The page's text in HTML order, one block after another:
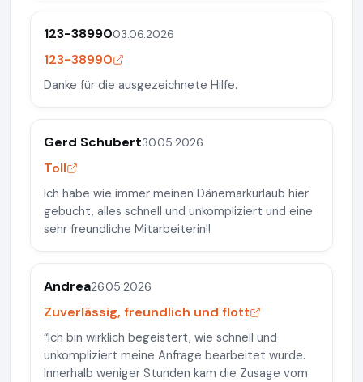
123-3899003.06.2026
123-38990
Danke für die ausgezeichnete Hilfe.
Gerd Schubert30.05.2026
Toll
Ich habe wie immer meinen Dänemarkurlaub hier
gebucht, alles schnell und unkompliziert und eine
sehr freundliche Mitarbeiterin!!
Andrea26.05.2026
Zuverlässig, freundlich und flott
“Ich bin wirklich begeistert, wie schnell und
unkompliziert meine Anfrage bearbeitet wurde.
Innerhalb weniger Stunden kam die Zusage vom